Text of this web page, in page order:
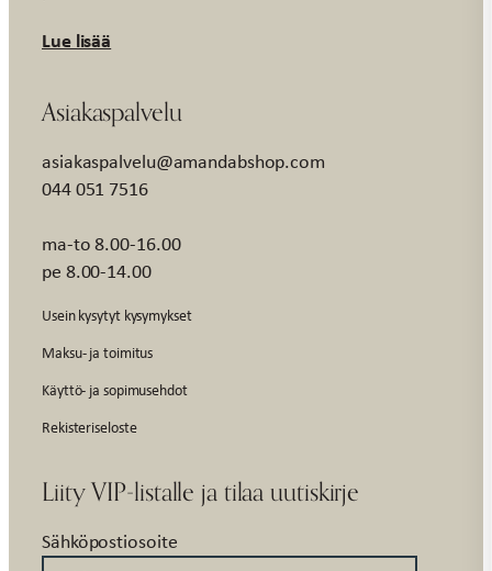
Lue lisää
Asiakaspalvelu
asiakaspalvelu@amandabshop.com
044 051 7516
ma-to 8.00-16.00
pe 8.00-14.00
Usein kysytyt kysymykset
Maksu- ja toimitus
Käyttö- ja sopimusehdot
Rekisteriseloste
Liity VIP-listalle ja tilaa uutiskirje
Sähköpostiosoite